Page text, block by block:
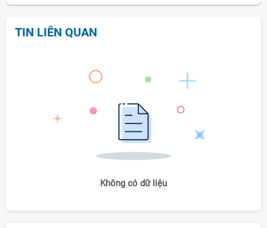
TIN LIÊN QUAN
Không có dữ liệu